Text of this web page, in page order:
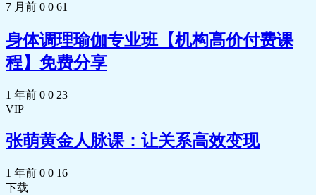
7 月前 0 0 61
身体调理瑜伽专业班【机构高价付费课
程】免费分享
1 年前 0 0 23
VIP
张萌黄金人脉课：让关系高效变现
1 年前 0 0 16
下载